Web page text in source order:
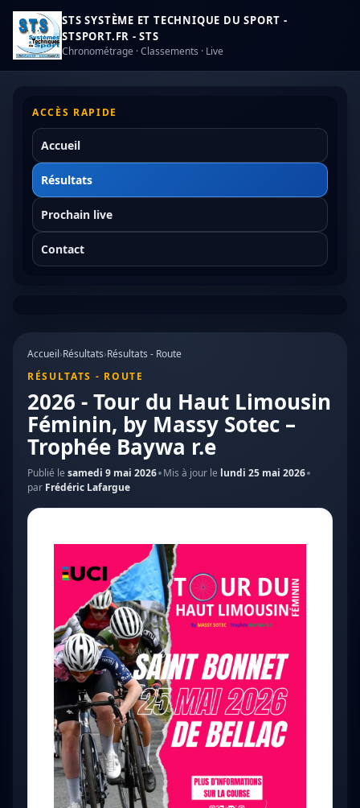
STS SYSTÈME ET TECHNIQUE DU SPORT -
STSPORT.FR - STS
Chronométrage · Classements · Live
ACCÈS RAPIDE
Accueil
Résultats
Prochain live
Contact
Accueil›Résultats›Résultats - Route
RÉSULTATS - ROUTE
2026 - Tour du Haut Limousin
Féminin, by Massy Sotec –
Trophée Baywa r.e
Publié le samedi 9 mai 2026 Mis à jour le lundi 25 mai 2026
par Frédéric Lafargue